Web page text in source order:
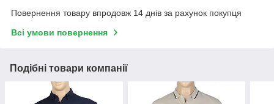
Повернення товару впродовж 14 днів за рахунок покупця
Всі умови повернення
Подібні товари компанії